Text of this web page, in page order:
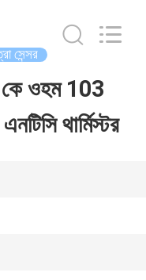
সেন্সর
কে ওহম 103
থার্মিস্টর